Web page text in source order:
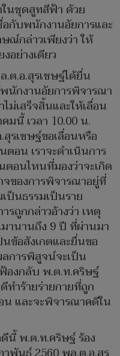
นชุดสูทสีฟ้า ด้วย
กับพนักงานอัยการและ
ณ์กล่าวเพียงว่า ให้
อย่างเดียว
.อ.สุรเชษฐ์ได้ยื่น
นักงานอัยการพิจารณา
เสร็จสิ้นและให้เลื่อน
มนี้ เวลา 10.00 น.
รเชษฐ์ขอเลื่อนหรือ
ตอน เราจะดำเนินการ
อนไหนที่มองว่าจะเกิด
ของการพิจารณาอยู่ที่
ป็นธรรมเป็นราย
รถูกกล่าวอ้างว่า เหตุ
มานานถึง 9 ปี ที่ผ่านมา
ข้อสังเกตและยื่นขอ
ลการพิสูจน์จะเป็น
องกลับ พ.ต.ท.คริษฐ์
ทำร้ายร่ายกายที่ถูก
และจะพิจารณาคดีใน
นี้ พ.ต.ท.คริษฐ์ ร้อง